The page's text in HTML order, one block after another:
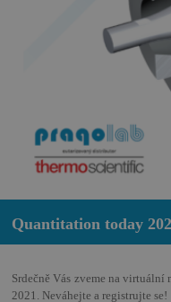
Quantitation today
Srdečně Vás zveme na virtuální
2021. Neváhejte a registrujte se!